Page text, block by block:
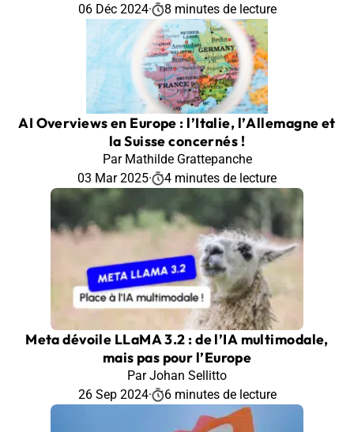
06 Déc 2024· 8 minutes de lecture
AI Overviews en Europe : l’Italie, l’Allemagne et
la Suisse concernés !
Par Mathilde Grattepanche
03 Mar 2025· 4 minutes de lecture
Meta dévoile LLaMA 3.2 : de l’IA multimodale,
mais pas pour l’Europe
Par Johan Sellitto
26 Sep 2024· 6 minutes de lecture